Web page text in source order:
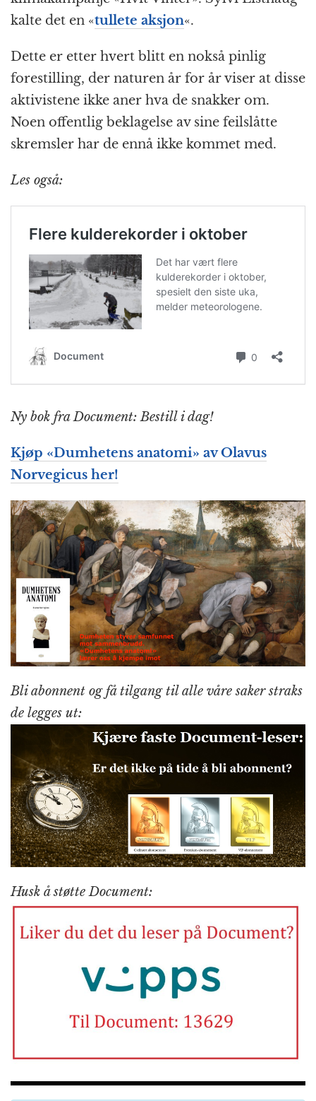
kalte det en «tullete aksjon«.
Dette er etter hvert blitt en nokså pinlig
forestilling, der naturen år for år viser at disse
aktivistene ikke aner hva de snakker om.
Noen offentlig beklagelse av sine feilslåtte
skremsler har de ennå ikke kommet med.
Les også:
Ny bok fra Document: Bestill i dag!
Kjøp «Dumhetens anatomi» av Olavus
Norvegicus her!
Bli abonnent og få tilgang til alle våre saker straks
de legges ut:
Husk å støtte Document: